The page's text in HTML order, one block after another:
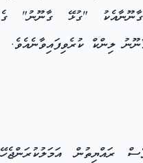
"ގުޅޭ ގާނޫނު" ގެ
ލިންކް ކުރެވިފައިވާނެއެވެ.
ރައްޔިތުން އަމަލުކުރަންޖެހޭ